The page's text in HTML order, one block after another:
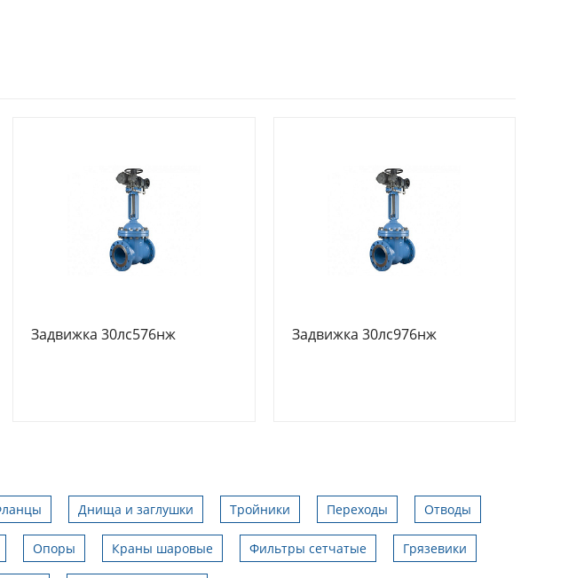
Задвижка 30лс576нж Задвижка 30лс976нж
Днища и заглушки Тройники Переходы Отводы
Опоры Краны шаровые Фильтры сетчатые Грязевики